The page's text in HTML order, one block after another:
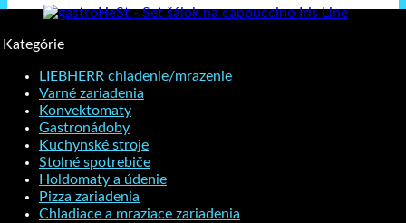
Kategórie
LIEBHERR chladenie/mrazenie
Varné zariadenia
Konvektomaty
Gastronádoby
Kuchynské stroje
Stolné spotrebiče
Holdomaty a údenie
Pizza zariadenia
Chladiace a mraziace zariadenia